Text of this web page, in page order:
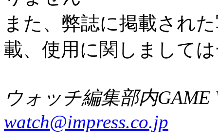
また、弊誌に掲載され
載、使用に関しまして
ウォッチ編集部内GAME
watch@impress.co.jp